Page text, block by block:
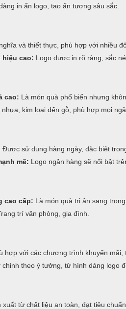
in ấn logo, tạo ấn tượng sâu sắc.
và thiết thực, phù hợp với nhiều
cao: Logo được in rõ ràng, sắc
cao: Là món quà phổ biến nhưng
kim loại đến gỗ, phù hợp mọi
Được sử dụng hàng ngày, đặc biệt
mẽ: Logo ngân hàng sẽ nổi bật
cao cấp: Là món quà tri ân sang
trí văn phòng, gia đình.
hợp với các chương trình khuyến mãi,
chỉnh theo ý tưởng, từ hình dáng logo
từ chất liệu an toàn, đạt tiêu